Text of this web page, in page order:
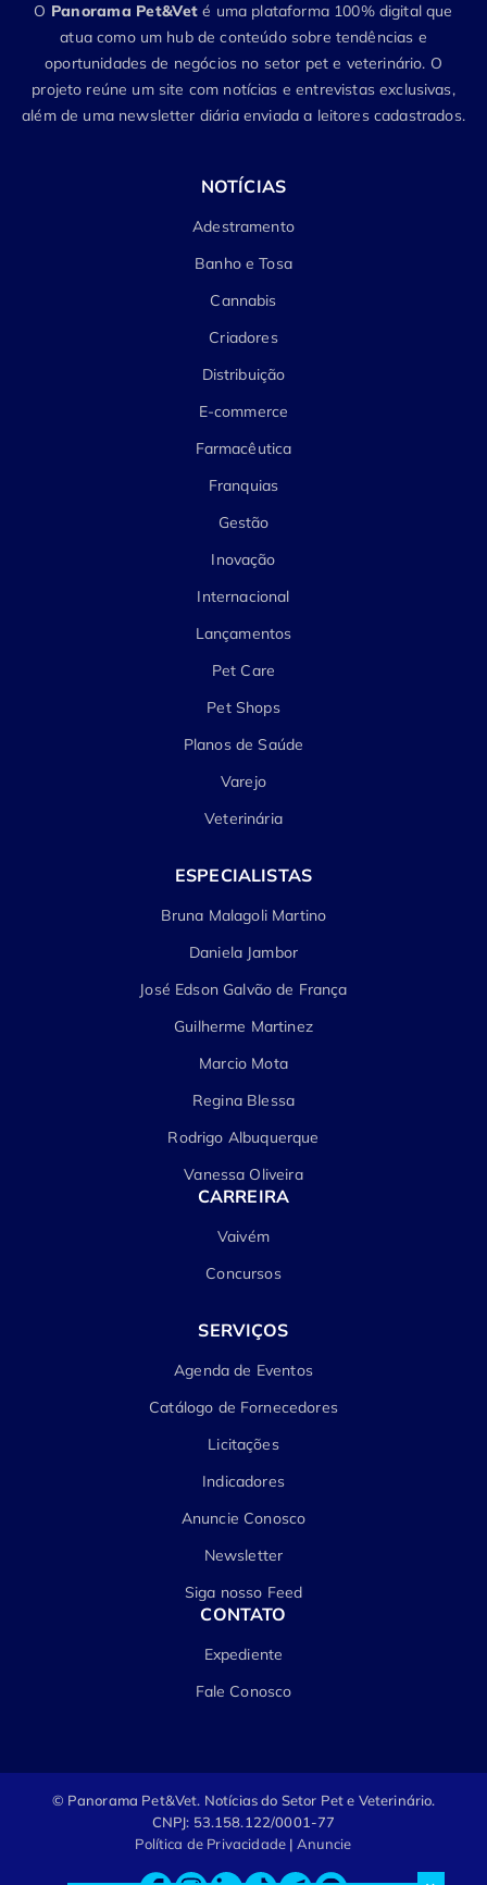
O Panorama Pet&Vet é uma plataforma 100% digital que
atua como um hub de conteúdo sobre tendências e
oportunidades de negócios no setor pet e veterinário. O
projeto reúne um site com notícias e entrevistas exclusivas,
além de uma newsletter diária enviada a leitores cadastrados.
NOTÍCIAS
Adestramento
Banho e Tosa
Cannabis
Criadores
Distribuição
E-commerce
Farmacêutica
Franquias
Gestão
Inovação
Internacional
Lançamentos
Pet Care
Pet Shops
Planos de Saúde
Varejo
Veterinária
ESPECIALISTAS
Bruna Malagoli Martino
Daniela Jambor
José Edson Galvão de França
Guilherme Martinez
Marcio Mota
Regina Blessa
Rodrigo Albuquerque
Vanessa Oliveira
CARREIRA
Vaivém
Concursos
SERVIÇOS
Agenda de Eventos
Catálogo de Fornecedores
Licitações
Indicadores
Anuncie Conosco
Newsletter
Siga nosso Feed
CONTATO
Expediente
Fale Conosco
© Panorama Pet&Vet. Notícias do Setor Pet e Veterinário.
CNPJ: 53.158.122/0001-77
Política de Privacidade | Anuncie